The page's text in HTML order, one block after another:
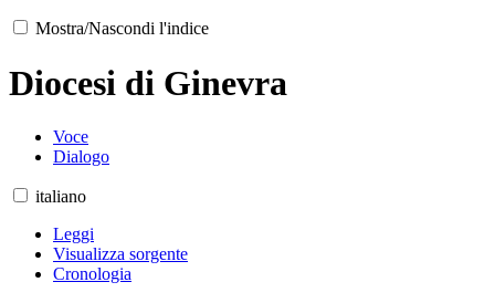
Mostra/Nascondi l'indice
Diocesi di Ginevra
Voce
Dialogo
italiano
Leggi
Visualizza sorgente
Cronologia